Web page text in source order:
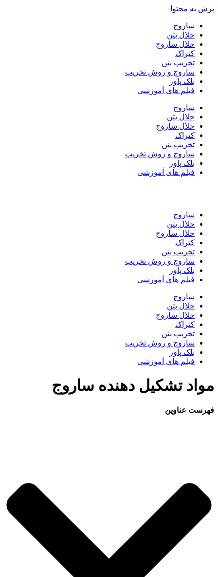
پرش به محتوا
ساروج
حلال بتن
حلال ساروج
کتراک
تخریب بتن
ساروج و روش تخریب
بلک پاور
فیلم های آموزشی
ساروج
حلال بتن
حلال ساروج
کتراک
تخریب بتن
ساروج و روش تخریب
بلک پاور
فیلم های آموزشی
ساروج
حلال بتن
حلال ساروج
کتراک
تخریب بتن
ساروج و روش تخریب
بلک پاور
فیلم های آموزشی
ساروج
حلال بتن
حلال ساروج
کتراک
تخریب بتن
ساروج و روش تخریب
بلک پاور
فیلم های آموزشی
مواد تشکیل دهنده ساروج
فهرست عناوین